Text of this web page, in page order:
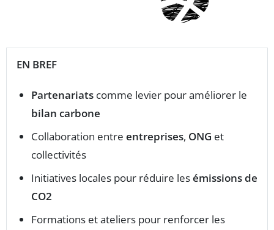
EN BREF
Partenariats comme levier pour améliorer le
bilan carbone
Collaboration entre entreprises, ONG et
collectivités
Initiatives locales pour réduire lesémissions de
CO2
Formations et ateliers pour renforcer les